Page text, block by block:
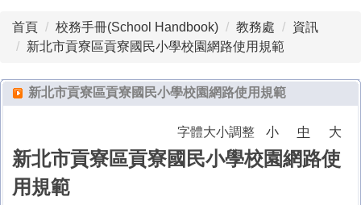
下載專區(Download zone)
校務手冊(School Handbook)
會議資料公告(Conference Materials Announcement)
首頁 校務手冊(School Handbook) 教務處
資訊
新北市貢寮區貢寮國民小學校園網路使用規範
新北市貢寮區貢寮國民小學校園網路使用規範
字體大小調整 小 中 大
新北市貢寮區貢寮國民小學校園網路使
用規範